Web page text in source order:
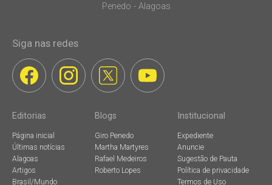
Penedo - Alagoas
Siga nas redes
Editorias
Página inicial
Últimas notícias
Alagoas
Artigos
Brasil/Mundo
Blogs
Giro Penedo
Martha Martyres
Rafael Medeiros
Roberto Lopes
Institucional
Expediente
Anuncie
Sugestão de Pauta
Política de privacidade
Termos de Uso